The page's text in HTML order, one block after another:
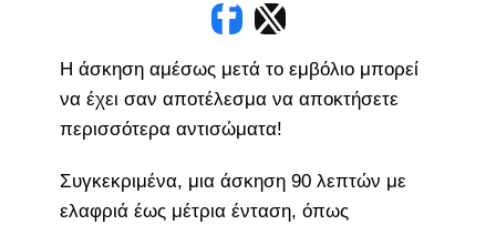
Η άσκηση αμέσως μετά το εμβόλιο μπορεί
να έχει σαν αποτέλεσμα να αποκτήσετε
περισσότερα αντισώματα!
Συγκεκριμένα, μια άσκηση 90 λεπτών με
ελαφριά έως μέτρια ένταση, όπως